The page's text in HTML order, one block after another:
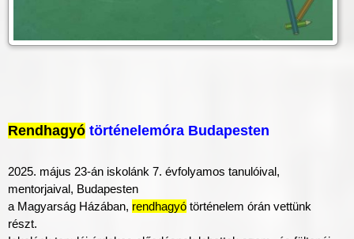
Rendhagyó történelemóra Budapesten
2025. május 23-án iskolánk 7. évfolyamos tanulóival,
mentorjaival, Budapesten
a Magyarság Házában, rendhagyó történelem órán vettünk
részt.